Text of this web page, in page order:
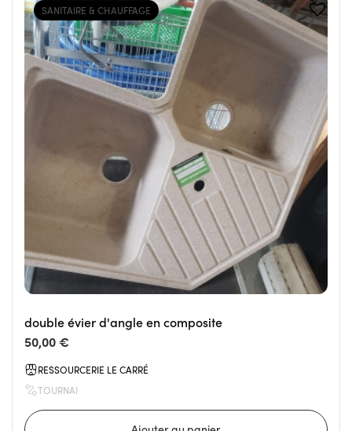
SANITAIRE & CHAUFFAGE
double évier d'angle en composite
50,00 €
RESSOURCERIE LE CARRÉ
TOURNAI